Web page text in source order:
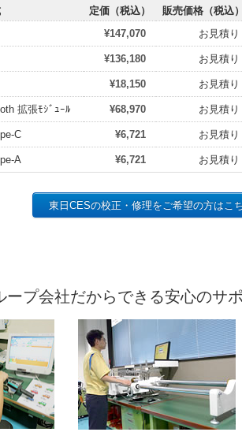
定価（税込）
販売価格（税込
¥147,070 お見積り
¥136,180 お見積り
¥18,150 お見積り
拡張ﾓｼﾞｭｰﾙ ¥68,970 お見積り
C ¥6,721 お見積り
A ¥6,721 お見積り
東日CESの校正・修理をご希望の方はこ
ープ会社だからできる安心のサ